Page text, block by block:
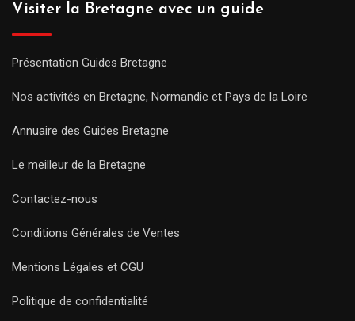
Visiter la Bretagne avec un guide
Présentation Guides Bretagne
Nos activités en Bretagne, Normandie et Pays de la Loire
Annuaire des Guides Bretagne
Le meilleur de la Bretagne
Contactez-nous
Conditions Générales de Ventes
Mentions Légales et CGU
Politique de confidentialité